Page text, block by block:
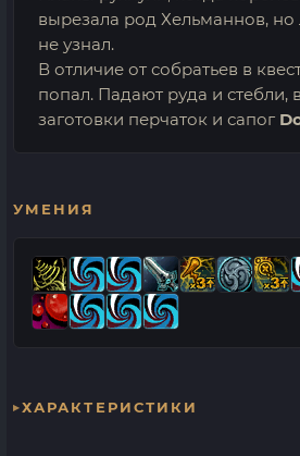
вырезала род Хельманнов, но
не узнал.
В отличие от собратьев в
попал. Падают руда и стебли,
заготовки перчаток и сапог
УМЕНИЯ
ХАРАКТЕРИСТИКИ